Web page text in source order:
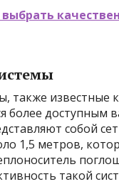
выбрать
также известные
более доступным
собой
1,5 метров,
такой